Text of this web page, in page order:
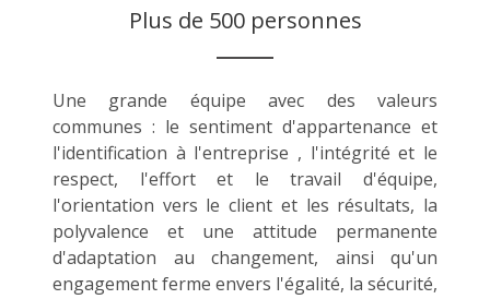
Plus de 500 personnes
Une grande équipe avec des valeurs
communes : le sentiment d'appartenance et
l'identification à l'entreprise , l'intégrité et le
respect, l'effort et le travail d'équipe,
l'orientation vers le client et les résultats, la
polyvalence et une attitude permanente
d'adaptation au changement, ainsi qu'un
engagement ferme envers l'égalité, la sécurité,